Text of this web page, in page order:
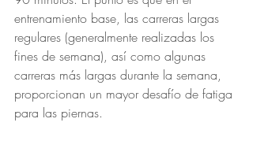
entrenamiento base, las carreras largas
regulares (generalmente realizadas los
fines de semana), así como algunas
carreras más largas durante la semana,
proporcionan un mayor desafío de fatiga
para las piernas.